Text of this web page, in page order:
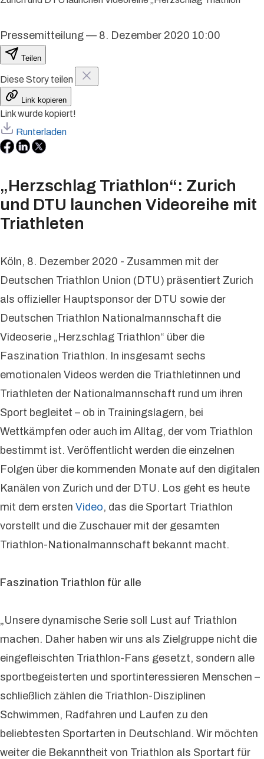
Pressemitteilung — 8. Dezember 2020 10:00
Teilen
Diese Story teilen
Link kopieren
Link wurde kopiert!
Runterladen
„Herzschlag Triathlon“: Zurich
und DTU launchen Videoreihe mit
Triathleten
Köln, 8. Dezember 2020 - Zusammen mit der
Deutschen Triathlon Union (DTU) präsentiert Zurich
als offizieller Hauptsponsor der DTU sowie der
Deutschen Triathlon Nationalmannschaft die
Videoserie „Herzschlag Triathlon“ über die
Faszination Triathlon. In insgesamt sechs
emotionalen Videos werden die Triathletinnen und
Triathleten der Nationalmannschaft rund um ihren
Sport begleitet – ob in Trainingslagern, bei
Wettkämpfen oder auch im Alltag, der vom Triathlon
bestimmt ist. Veröffentlicht werden die einzelnen
Folgen über die kommenden Monate auf den digitalen
Kanälen von Zurich und der DTU. Los geht es heute
mit dem ersten Video, das die Sportart Triathlon
vorstellt und die Zuschauer mit der gesamten
Triathlon-Nationalmannschaft bekannt macht.
Faszination Triathlon für alle
„Unsere dynamische Serie soll Lust auf Triathlon
machen. Daher haben wir uns als Zielgruppe nicht die
eingefleischten Triathlon-Fans gesetzt, sondern alle
sportbegeisterten und sportinteressieren Menschen –
schließlich zählen die Triathlon-Disziplinen
Schwimmen, Radfahren und Laufen zu den
beliebtesten Sportarten in Deutschland. Wir möchten
weiter die Bekanntheit von Triathlon als Sportart für